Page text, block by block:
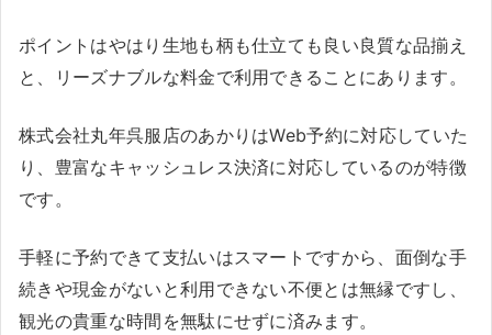
ポイントはやはり生地も柄も仕立ても良い良質な品揃え
と、リーズナブルな料金で利用できることにあります。
株式会社丸年呉服店のあかりはWeb予約に対応していた
り、豊富なキャッシュレス決済に対応しているのが特徴
です。
手軽に予約できて支払いはスマートですから、面倒な手
続きや現金がないと利用できない不便とは無縁ですし、
観光の貴重な時間を無駄にせずに済みます。